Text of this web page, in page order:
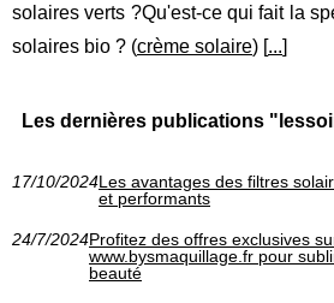
solaires verts ?Qu'est-ce qui fait la
solaires bio ? (crème solaire) [...]
Les dernières publications
17/10/2024Les avantages des filtres
et performants
24/7/2024Profitez des offres exclusives
www.bysmaquillage.fr pour
beauté